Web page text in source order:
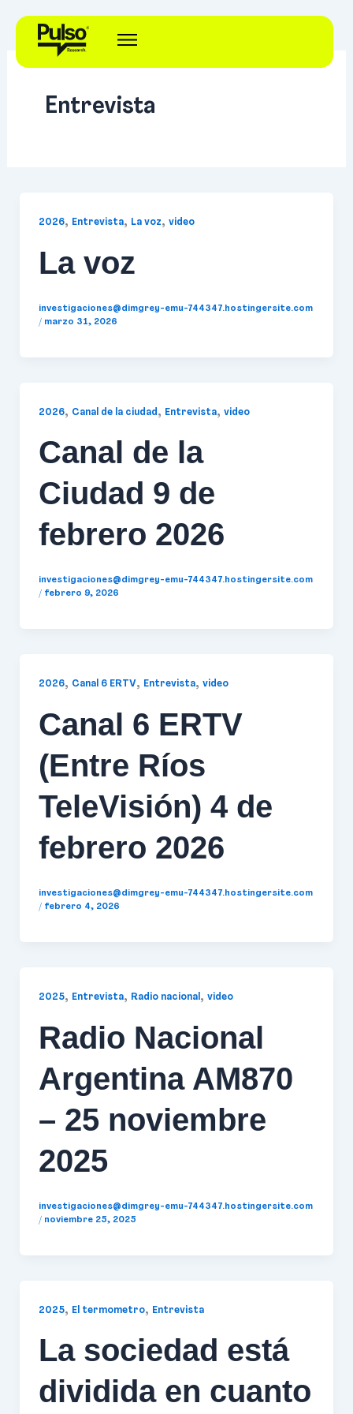
contenido
Entrevista
2026, Entrevista, La voz, video
La voz
investigaciones@dimgrey-emu-744347.hostingersite.com
/ marzo 31, 2026
2026, Canal de la ciudad , Entrevista, video
Canal de la
Ciudad 9 de
febrero 2026
investigaciones@dimgrey-emu-744347.hostingersite.com
/ febrero 9, 2026
2026, Canal 6 ERTV, Entrevista, video
Canal 6 ERTV
(Entre Ríos
TeleVisión) 4 de
febrero 2026
investigaciones@dimgrey-emu-744347.hostingersite.com
/ febrero 4, 2026
2025, Entrevista, Radio nacional , video
Radio Nacional
Argentina AM870
– 25 noviembre
2025
investigaciones@dimgrey-emu-744347.hostingersite.com
/ noviembre 25, 2025
2025, El termometro, Entrevista
La sociedad está
dividida en cuanto